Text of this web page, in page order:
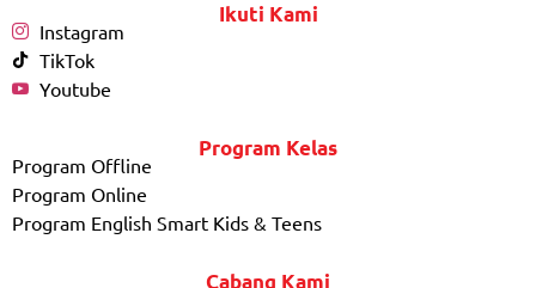
Ikuti Kami
Instagram
TikTok
Youtube
Program Kelas
Program Offline
Program Online
Program English Smart Kids & Teens
Cabang Kami